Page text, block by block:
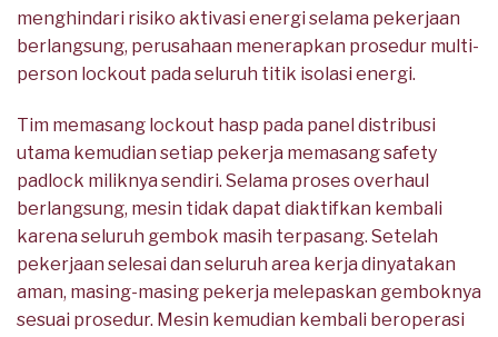
menghindari risiko aktivasi energi selama pekerjaan
berlangsung, perusahaan menerapkan prosedur multi-
person lockout pada seluruh titik isolasi energi.
Tim memasang lockout hasp pada panel distribusi
utama kemudian setiap pekerja memasang safety
padlock miliknya sendiri. Selama proses overhaul
berlangsung, mesin tidak dapat diaktifkan kembali
karena seluruh gembok masih terpasang. Setelah
pekerjaan selesai dan seluruh area kerja dinyatakan
aman, masing-masing pekerja melepaskan gemboknya
sesuai prosedur. Mesin kemudian kembali beroperasi